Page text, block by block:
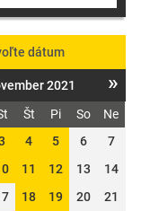
dátum
2021 »
Št Pi So
Ne
4 5 6
7
11 12 13
14
18 19 20
21